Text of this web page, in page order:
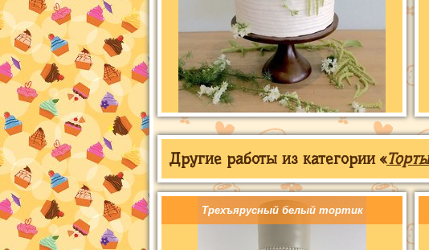
Другие работы из категории «
Трехъярусный белый тортик